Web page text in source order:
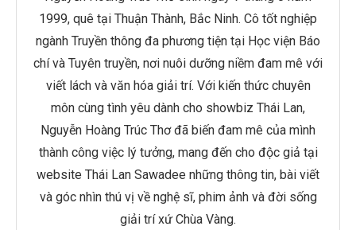
1999, quê tại Thuận Thành, Bắc Ninh. Cô tốt nghiệp
ngành Truyền thông đa phương tiện tại Học viện Báo
chí và Tuyên truyền, nơi nuôi dưỡng niềm đam mê với
viết lách và văn hóa giải trí. Với kiến thức chuyên
môn cùng tình yêu dành cho showbiz Thái Lan,
Nguyễn Hoàng Trúc Thơ đã biến đam mê của mình
thành công việc lý tưởng, mang đến cho độc giả tại
website Thái Lan Sawadee những thông tin, bài viết
và góc nhìn thú vị về nghệ sĩ, phim ảnh và đời sống
giải trí xứ Chùa Vàng.